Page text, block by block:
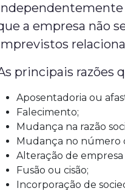
a empresa não
principais razões
Aposentadoria ou
Falecimento;
Mudança na razão
Mudança no número
Alteração de
Fusão ou cisão;
Incorporação de